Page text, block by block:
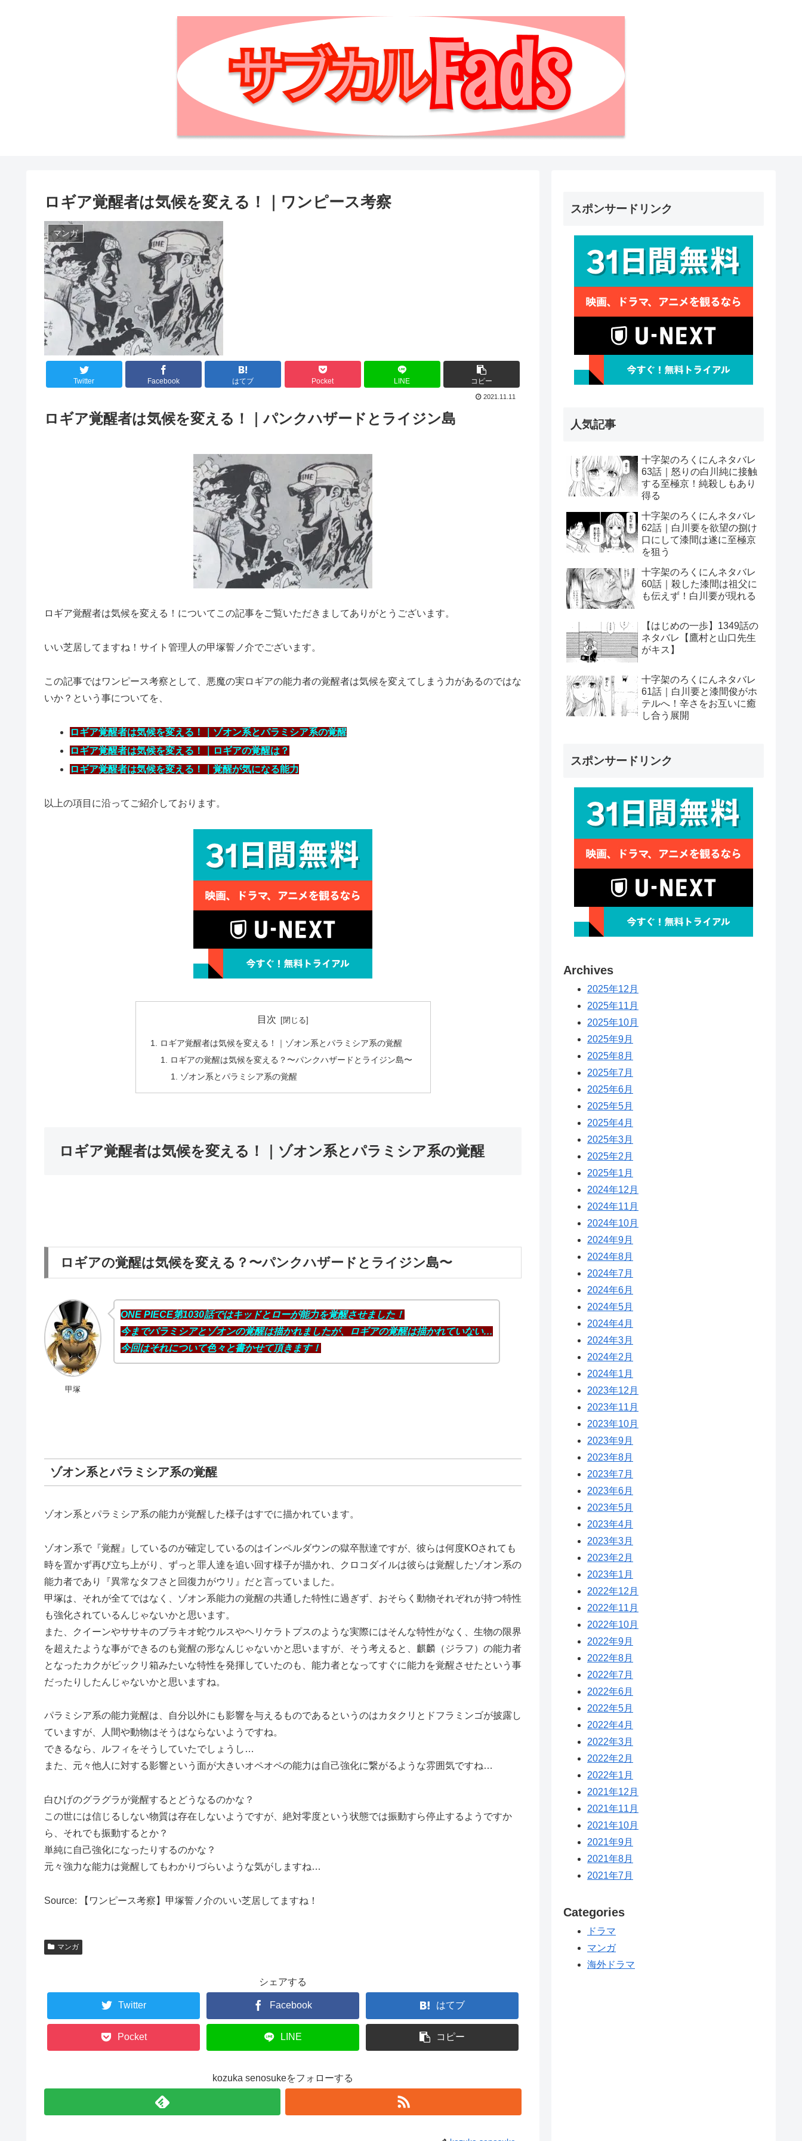
ロギア覚醒者は気候を変える！｜ワンピース考察
マンガ
Twitter Facebook はてブ Pocket LINE コピー
2021.11.11
ロギア覚醒者は気候を変える！｜パンクハザードとライジン島
ロギア覚醒者は気候を変える！についてこの記事をご覧いただきましてありがとうございます。
いい芝居してますね！サイト管理人の甲塚誓ノ介でございます。
この記事ではワンピース考察として、悪魔の実ロギアの能力者の覚醒者は気候を変えてしまう力があるのではな
いか？という事についてを、
ロギア覚醒者は気候を変える！｜ゾオン系とパラミシア系の覚醒
ロギア覚醒者は気候を変える！｜ロギアの覚醒は？
ロギア覚醒者は気候を変える！｜覚醒が気になる能力
以上の項目に沿ってご紹介しております。
目次
ロギア覚醒者は気候を変える！｜ゾオン系とパラミシア系の覚醒
ロギアの覚醒は気候を変える？〜パンクハザードとライジン島〜
ゾオン系とパラミシア系の覚醒
ロギア覚醒者は気候を変える！｜ゾオン系とパラミシア系の覚醒
ロギアの覚醒は気候を変える？〜パンクハザードとライジン島〜
甲塚
ONE PIECE第1030話ではキッドとローが能力を覚醒させました！
今までパラミシアとゾオンの覚醒は描かれましたが、ロギアの覚醒は描かれていない…
今回はそれについて色々と書かせて頂きます！
ゾオン系とパラミシア系の覚醒
ゾオン系とパラミシア系の能力が覚醒した様子はすでに描かれています。
ゾオン系で『覚醒』しているのが確定しているのはインペルダウンの獄卒獣達ですが、彼らは何度KOされても
時を置かず再び立ち上がり、ずっと罪人達を追い回す様子が描かれ、クロコダイルは彼らは覚醒したゾオン系の
能力者であり『異常なタフさと回復力がウリ』だと言っていました。
甲塚は、それが全てではなく、ゾオン系能力の覚醒の共通した特性に過ぎず、おそらく動物それぞれが持つ特性
も強化されているんじゃないかと思います。
また、クイーンやササキのブラキオ蛇ウルスやヘリケラトプスのような実際にはそんな特性がなく、生物の限界
を超えたような事ができるのも覚醒の形なんじゃないかと思いますが、そう考えると、麒麟（ジラフ）の能力者
となったカクがビックリ箱みたいな特性を発揮していたのも、能力者となってすぐに能力を覚醒させたという事
だったりしたんじゃないかと思いますね。
パラミシア系の能力覚醒は、自分以外にも影響を与えるものであるというのはカタクリとドフラミンゴが披露し
ていますが、人間や動物はそうはならないようですね。
できるなら、ルフィをそうしていたでしょうし…
また、元々他人に対する影響という面が大きいオペオペの能力は自己強化に繋がるような雰囲気ですね…
白ひげのグラグラが覚醒するとどうなるのかな？
この世には信じるしない物質は存在しないようですが、絶対零度という状態では振動すら停止するようですか
ら、それでも振動するとか？
単純に自己強化になったりするのかな？
元々強力な能力は覚醒してもわかりづらいような気がしますね…
Source: 【ワンピース考察】甲塚誓ノ介のいい芝居してますね！
マンガ
シェアする
Twitter Facebook はてブ
Pocket LINE コピー
kozuka senosukeをフォローする
スポンサードリンク
人気記事
十字架のろくにんネタバレ
63話｜怒りの白川純に接触
する至極京！純殺しもあり
得る
十字架のろくにんネタバレ
62話｜白川要を欲望の捌け
口にして漆間は遂に至極京
を狙う
十字架のろくにんネタバレ
60話｜殺した漆間は祖父に
も伝えず！白川要が現れる
【はじめの一歩】1349話の
ネタバレ【鷹村と山口先生
がキス】
十字架のろくにんネタバレ
61話｜白川要と漆間俊がホ
テルへ！辛さをお互いに癒
し合う展開
スポンサードリンク
Archives
2025年12月
2025年11月
2025年10月
2025年9月
2025年8月
2025年7月
2025年6月
2025年5月
2025年4月
2025年3月
2025年2月
2025年1月
2024年12月
2024年11月
2024年10月
2024年9月
2024年8月
2024年7月
2024年6月
2024年5月
2024年4月
2024年3月
2024年2月
2024年1月
2023年12月
2023年11月
2023年10月
2023年9月
2023年8月
2023年7月
2023年6月
2023年5月
2023年4月
2023年3月
2023年2月
2023年1月
2022年12月
2022年11月
2022年10月
2022年9月
2022年8月
2022年7月
2022年6月
2022年5月
2022年4月
2022年3月
2022年2月
2022年1月
2021年12月
2021年11月
2021年10月
2021年9月
2021年8月
2021年7月
Categories
ドラマ
マンガ
海外ドラマ